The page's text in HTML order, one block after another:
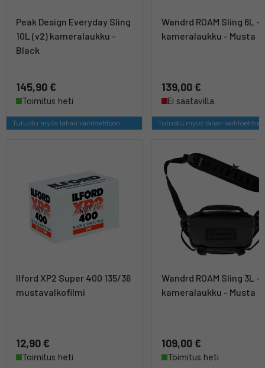
Peak Design Everyday Sling
10L (v2) kameralaukku -
Black
145,90 €
Toimitus heti
Tutustu myös tähän vaihtoehtoon
Wandrd ROAM Sling 6L -
kameralaukku - Musta
139,00 €
Ei saatavilla
Tutustu myös tähän
Ilford XP2 Super 400 135/36
mustavalkofilmi
12,90 €
Toimitus heti
Wandrd ROAM Sling 3L -
kameralaukku - Musta
109,00 €
Toimitus heti